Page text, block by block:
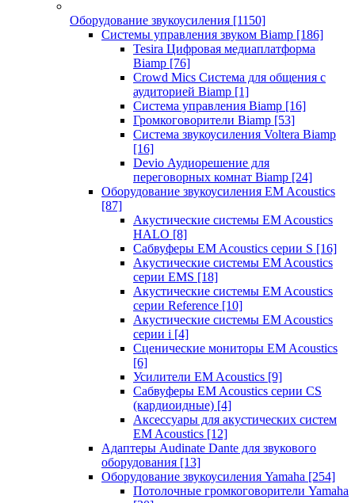
Оборудование звукоусиления [1150]
Системы управления звуком Biamp [186]
Tesira Цифровая медиаплатформа
Biamp [76]
Crowd Mics Система для общения с
аудиторией Biamp [1]
Система управления Biamp [16]
Громкоговорители Biamp [53]
Система звукоусиления Voltera Biamp
[16]
Devio Аудиорешение для
переговорных комнат Biamp [24]
Оборудование звукоусиления EM Acoustics
[87]
Акустические системы EM Acoustics
HALO [8]
Сабвуферы EM Acoustics серии S [16]
Акустические системы EM Acoustics
серии EMS [18]
Акустические системы EM Acoustics
серии Reference [10]
Акустические системы EM Acoustics
серии i [4]
Сценические мониторы EM Acoustics
[6]
Усилители EM Acoustics [9]
Сабвуферы EM Acoustics серии CS
(кардиоидные) [4]
Аксессуары для акустических систем
EM Acoustics [12]
Адаптеры Audinate Dante для звукового
оборудования [13]
Оборудование звукоусиления Yamaha [254]
Потолочные громкоговорители Yamaha